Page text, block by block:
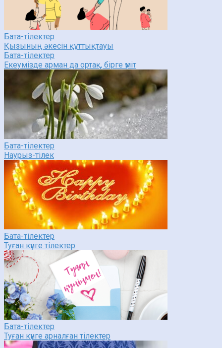
Бата-тілектер
Қызының әкесін құттықтауы
Бата-тілектер
Екеумізде арман да ортақ, бірге үміт
Бата-тілектер
Наурыз-тілек
Бата-тілектер
Туған күнге тілектер
Бата-тілектер
Туған күнге арналған тілектер